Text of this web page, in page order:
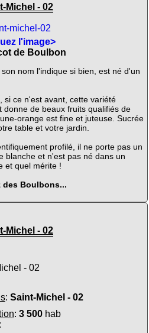
Michel - 02
l'image>
de Boulbon
nom l'indique si bien, est né d'un
si ce n'est avant, cette variété
de beaux fruits qualifiés de
orange est fine et juteuse. Sucrée
table et votre jardin.
profilé, il ne porte pas un
blanche et n'est pas né dans un
et quel mérite !
des Boulbons...
Michel - 02
: Saint-Michel - 02
: 3 500hab